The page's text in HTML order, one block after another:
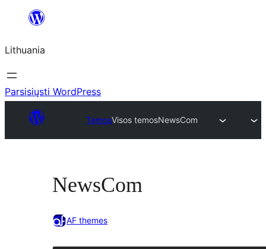
turinio
Lithuania
Parsisiųsti WordPress
TemosVisos temosNewsCom
NewsCom
AF themes